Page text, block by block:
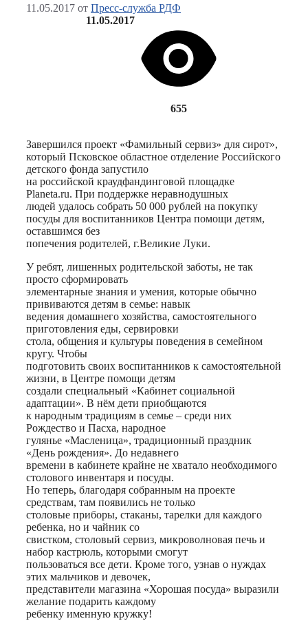
11.05.2017 от Пресс-служба РДФ
11.05.2017
655
Завершился проект «Фамильный сервиз» для сирот»,
который Псковское областное отделение Российского
детского фонда запустило
на российской краудфандинговой площадке
Planeta.ru. При поддержке неравнодушных
людей удалось собрать 50 000 рублей на покупку
посуды для воспитанников Центра помощи детям,
оставшимся без
попечения родителей, г.Великие Луки.
У ребят, лишенных родительской заботы, не так
просто сформировать
элементарные знания и умения, которые обычно
прививаются детям в семье: навык
ведения домашнего хозяйства, самостоятельного
приготовления еды, сервировки
стола, общения и культуры поведения в семейном
кругу. Чтобы
подготовить своих воспитанников к самостоятельной
жизни, в Центре помощи детям
создали специальный «Кабинет социальной
адаптации». В нём дети приобщаются
к народным традициям в семье – среди них
Рождество и Пасха, народное
гулянье «Масленица», традиционный праздник
«День рождения». До недавнего
времени в кабинете крайне не хватало необходимого
столового инвентаря и посуды.
Но теперь, благодаря собранным на проекте
средствам, там появились не только
столовые приборы, стаканы, тарелки для каждого
ребенка, но и чайник со
свистком, столовый сервиз, микроволновая печь и
набор кастрюль, которыми смогут
пользоваться все дети. Кроме того, узнав о нуждах
этих мальчиков и девочек,
представители магазина «Хорошая посуда» выразили
желание подарить каждому
ребенку именную кружку!